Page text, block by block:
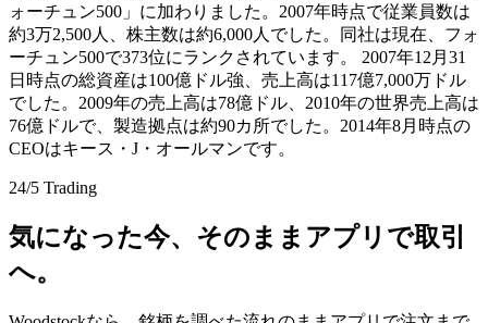
ォーチュン500」に加わりました。2007年時点で従業員数は
約3万2,500人、株主数は約6,000人でした。同社は現在、フォ
ーチュン500で373位にランクされています。 2007年12月31
日時点の総資産は100億ドル強、売上高は117億7,000万ドル
でした。2009年の売上高は78億ドル、2010年の世界売上高は
76億ドルで、製造拠点は約90カ所でした。2014年8月時点の
CEOはキース・J・オールマンです。
24/5 Trading
気になった今、そのままアプリで取引
へ。